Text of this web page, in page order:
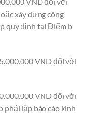
VND đối với
xây dựng công
quy định tại Điểm b
VND đối với
VND đối với
lập báo cáo kinh